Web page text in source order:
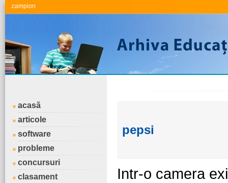
.campion
acasă
articole
software
probleme
concursuri
clasament
pepsi
Intr-o camera